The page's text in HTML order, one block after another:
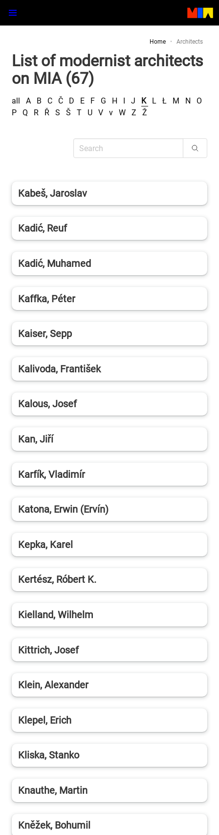
Home Architects
List of modernist architects
on MIA (67)
all A B C Č D E F G H I J K L Ł M N
O
P
Q R Ř S Š T U V v W Z Ž
Kabeš, Jaroslav
Kadić, Reuf
Kadić, Muhamed
Kaffka, Péter
Kaiser, Sepp
Kalivoda, František
Kalous, Josef
Kan, Jiří
Karfík, Vladimír
Katona, Erwin (Ervín)
Kepka, Karel
Kertész, Róbert K.
Kielland, Wilhelm
Kittrich, Josef
Klein, Alexander
Klepel, Erich
Kliska, Stanko
Knauthe, Martin
Kněžek, Bohumil